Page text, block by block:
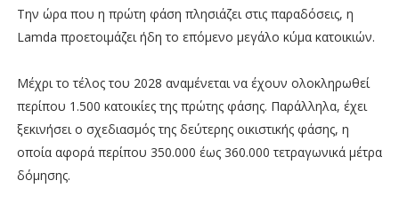
Την ώρα που η πρώτη φάση πλησιάζει στις παραδόσεις, η
Lamda προετοιμάζει ήδη το επόμενο μεγάλο κύμα κατοικιών.
Μέχρι το τέλος του 2028 αναμένεται να έχουν ολοκληρωθεί
περίπου 1.500 κατοικίες της πρώτης φάσης. Παράλληλα, έχει
ξεκινήσει ο σχεδιασμός της δεύτερης οικιστικής φάσης, η
οποία αφορά περίπου 350.000 έως 360.000 τετραγωνικά μέτρα
δόμησης.